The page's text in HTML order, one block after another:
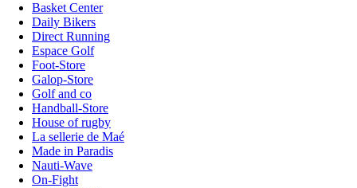
Basket Center
Daily Bikers
Direct Running
Espace Golf
Foot-Store
Galop-Store
Golf and co
Handball-Store
House of rugby
La sellerie de Maé
Made in Paradis
Nauti-Wave
On-Fight